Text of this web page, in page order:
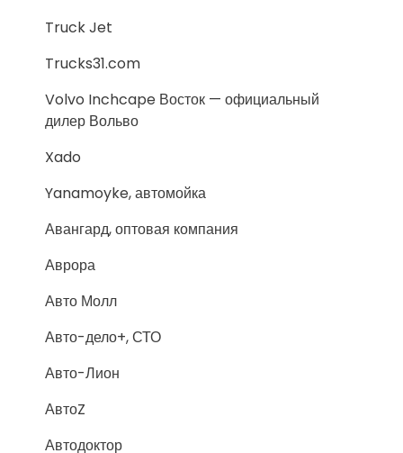
Truck Jet
Trucks31.com
Volvo Inchcape Восток — официальный
дилер Вольво
Xado
Yanamoyke, автомойка
Авангард, оптовая компания
Аврора
Авто Молл
Авто-дело+, СТО
Авто-Лион
АвтоZ
Автодоктор